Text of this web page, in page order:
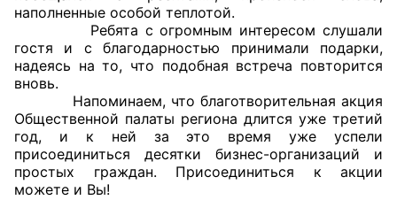
Общественные советы
Общественные советы при территориальных
органах федеральных органов
исполнительной власти
Общественные советы по проведению
независимой оценки качества условий
наполненные особой теплотой.
Ребята с огромным интересом слушали
гостя и с благодарностью принимали подарки,
надеясь на то, что подобная встреча повторится
вновь.
Напоминаем, что благотворительная акция
Общественной палаты региона длится уже третий
год, и к ней за это время уже успели
присоединиться десятки бизнес-организаций и
простых граждан. Присоединиться к акции
можете и Вы!